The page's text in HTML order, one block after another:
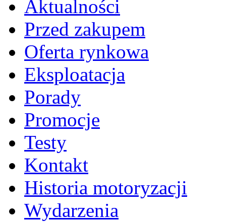
Aktualności
Przed zakupem
Oferta rynkowa
Eksploatacja
Porady
Promocje
Testy
Kontakt
Historia motoryzacji
Wydarzenia